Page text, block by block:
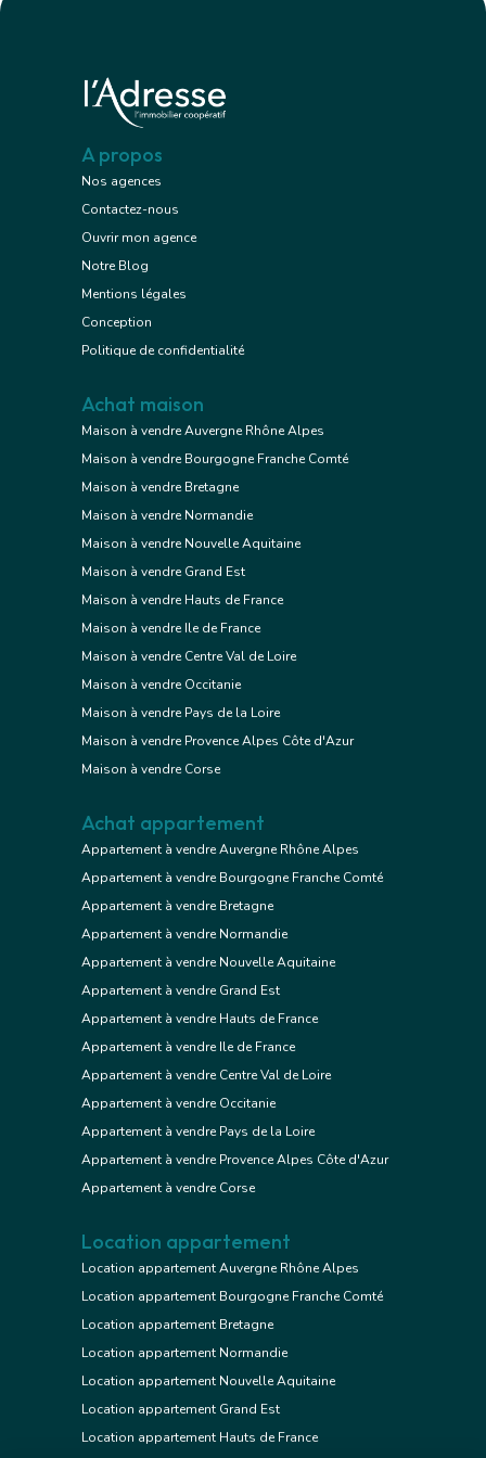
A propos
Nos agences
Contactez-nous
Ouvrir mon agence
Notre Blog
Mentions légales
Conception
Politique de confidentialité
Achat maison
Maison à vendre Auvergne Rhône Alpes
Maison à vendre Bourgogne Franche Comté
Maison à vendre Bretagne
Maison à vendre Normandie
Maison à vendre Nouvelle Aquitaine
Maison à vendre Grand Est
Maison à vendre Hauts de France
Maison à vendre Ile de France
Maison à vendre Centre Val de Loire
Maison à vendre Occitanie
Maison à vendre Pays de la Loire
Maison à vendre Provence Alpes Côte d'Azur
Maison à vendre Corse
Achat appartement
Appartement à vendre Auvergne Rhône Alpes
Appartement à vendre Bourgogne Franche Comté
Appartement à vendre Bretagne
Appartement à vendre Normandie
Appartement à vendre Nouvelle Aquitaine
Appartement à vendre Grand Est
Appartement à vendre Hauts de France
Appartement à vendre Ile de France
Appartement à vendre Centre Val de Loire
Appartement à vendre Occitanie
Appartement à vendre Pays de la Loire
Appartement à vendre Provence Alpes Côte d'Azur
Appartement à vendre Corse
Location appartement
Location appartement Auvergne Rhône Alpes
Location appartement Bourgogne Franche Comté
Location appartement Bretagne
Location appartement Normandie
Location appartement Nouvelle Aquitaine
Location appartement Grand Est
Location appartement Hauts de France